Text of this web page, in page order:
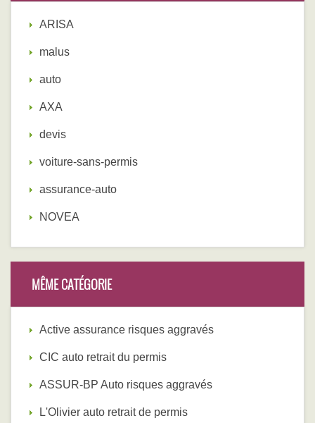
ARISA
malus
auto
AXA
devis
voiture-sans-permis
assurance-auto
NOVEA
MÊME CATÉGORIE
Active assurance risques aggravés
CIC auto retrait du permis
ASSUR-BP Auto risques aggravés
L'Olivier auto retrait de permis